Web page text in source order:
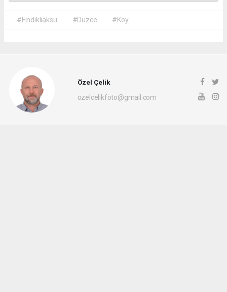
#Fındıklıaksu #Düzce #Köy
Özel Çelik
ozelcelikfoto@gmail.com